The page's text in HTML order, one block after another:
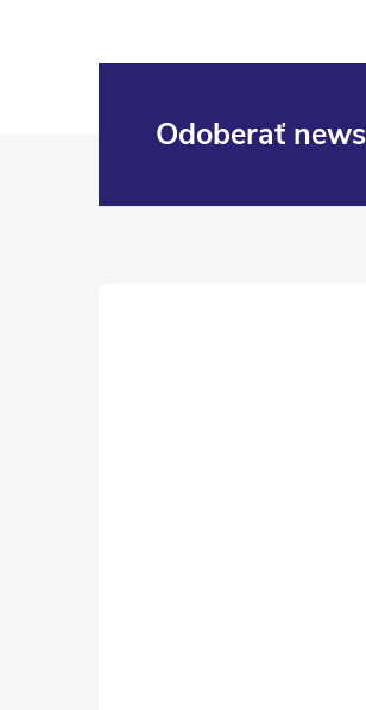
Odoberať